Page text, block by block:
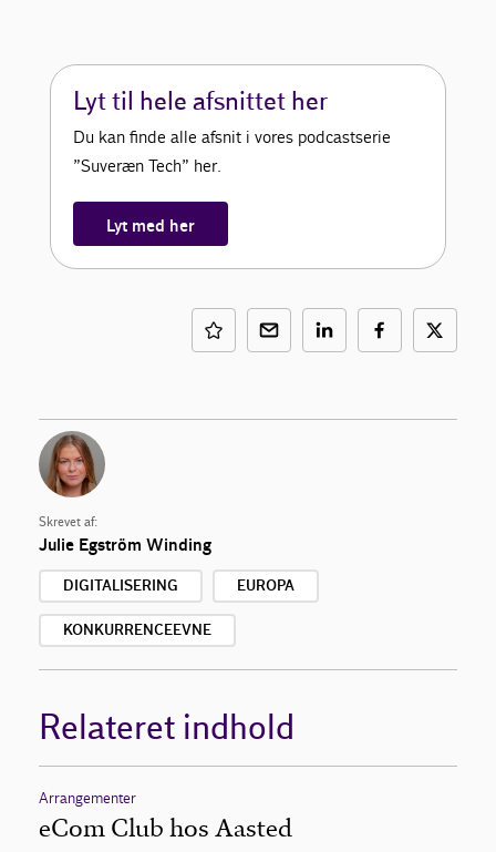
Lyt til hele afsnittet her
Du kan finde alle afsnit i vores podcastserie
”Suveræn Tech” her.
Lyt med her
Skrevet af:
Julie Egström Winding
DIGITALISERING EUROPA
KONKURRENCEEVNE
Relateret indhold
Arrangementer
eCom Club hos Aasted